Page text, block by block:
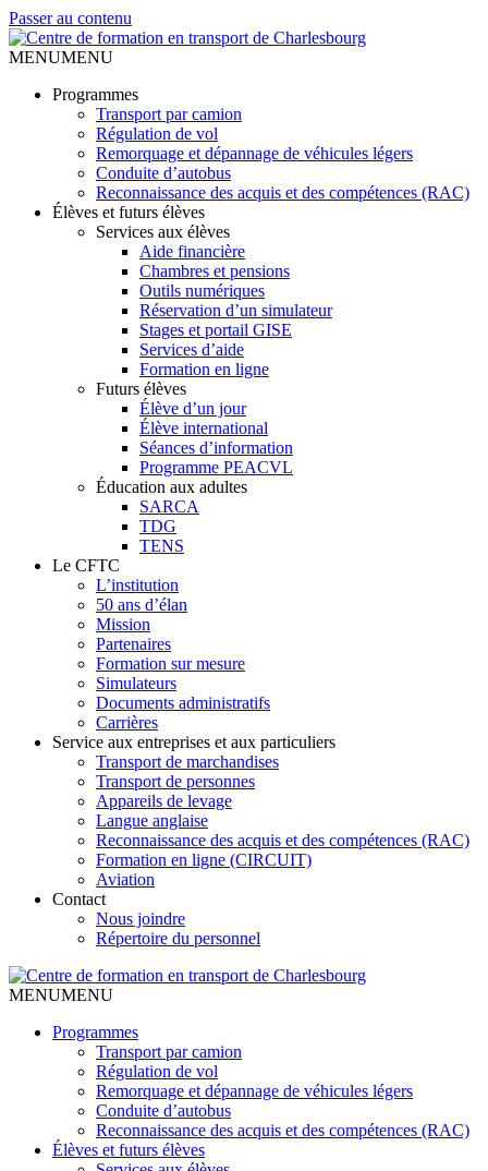
Passer au contenu
MENUMENU
Programmes
Transport par camion
Régulation de vol
Remorquage et dépannage de véhicules légers
Conduite d’autobus
Reconnaissance des acquis et des compétences (RAC)
Élèves et futurs élèves
Services aux élèves
Aide financière
Chambres et pensions
Outils numériques
Réservation d’un simulateur
Stages et portail GISE
Services d’aide
Formation en ligne
Futurs élèves
Élève d’un jour
Élève international
Séances d’information
Programme PEACVL
Éducation aux adultes
SARCA
TDG
TENS
Le CFTC
L’institution
50 ans d’élan
Mission
Partenaires
Formation sur mesure
Simulateurs
Documents administratifs
Carrières
Service aux entreprises et aux particuliers
Transport de marchandises
Transport de personnes
Appareils de levage
Langue anglaise
Reconnaissance des acquis et des compétences (RAC)
Formation en ligne (CIRCUIT)
Aviation
Contact
Nous joindre
Répertoire du personnel
MENUMENU
Programmes
Transport par camion
Régulation de vol
Remorquage et dépannage de véhicules légers
Conduite d’autobus
Reconnaissance des acquis et des compétences (RAC)
Élèves et futurs élèves